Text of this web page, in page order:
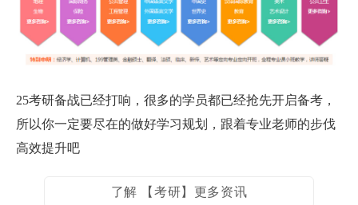
25考研备战已经打响，很多的学员都已经抢先开启备考，
所以你一定要尽在的做好学习规划，跟着专业老师的步伐
高效提升吧
了解 【考研】更多资讯